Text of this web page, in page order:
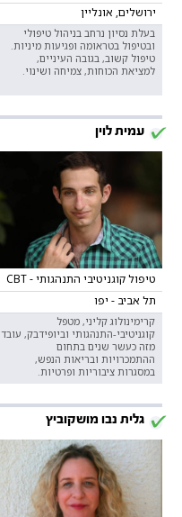
ירושלים, אונליין
בעלת נסיון נרחב בניהול טיפולי
ובטיפול בטראומה ופגיעות מיניות.
טיפול קשוב, בגובה העיניים,
למציאת הכוחות, צמיחה ושינוי.
עמית לוין
טיפול קוגניטיבי התנהגותי - CBT
תל אביב - יפו
קרימינולוג קליני, מטפל
קוגניטיבי-התנהגותי וביופידבק, עובד
מזה כעשר שנים בתחום
ההתמכרויות ובריאות הנפש,
במסגרות ציבוריות ופרטיות.
גלית נבו מושקוביץ